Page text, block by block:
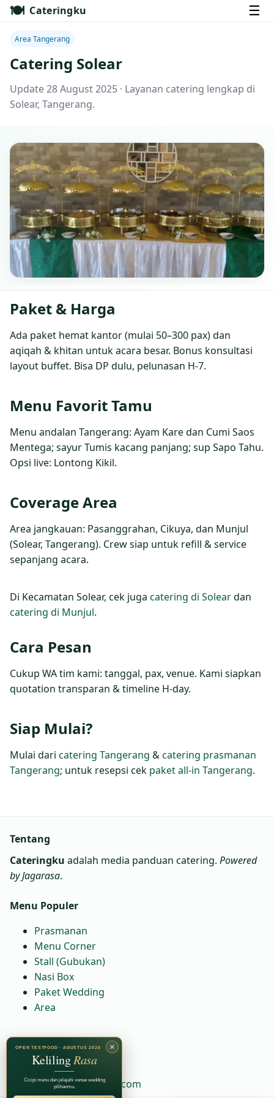
🍽️ Cateringku ☰
Area Tangerang
Catering Solear
Update 28 August 2025 · Layanan catering lengkap di
Solear, Tangerang.
Paket & Harga
Ada paket hemat kantor (mulai 50–300 pax) dan
aqiqah & khitan untuk acara besar. Bonus konsultasi
layout buffet. Bisa DP dulu, pelunasan H‑7.
Menu Favorit Tamu
Menu andalan Tangerang: Ayam Kare dan Cumi Saos
Mentega; sayur Tumis kacang panjang; sup Sapo Tahu.
Opsi live: Lontong Kikil.
Coverage Area
Area jangkauan: Pasanggrahan, Cikuya, dan Munjul
(Solear, Tangerang). Crew siap untuk refill & service
sepanjang acara.
Di Kecamatan Solear, cek juga catering di Soleardan
catering di Munjul.
Cara Pesan
Cukup WA tim kami: tanggal, pax, venue. Kami siapkan
quotation transparan & timeline H‑day.
Siap Mulai?
Mulai dari catering Tangerang &catering prasmanan
Tangerang; untuk resepsi cek paket all‑in Tangerang.
Tentang
Cateringku adalah media panduan catering. Powered
by Jagarasa.
Menu Populer
Prasmanan
Menu Corner
Stall (Gubukan)
Nasi Box
Paket Wedding
Area
Kontak
6281230081664
Email:halo@cateringku.com
×
OPEN TESTFOOD · AGUSTUS 2026
KelilingRasa
Cicipi menu dan jelajahi venue wedding
pilihanmu.